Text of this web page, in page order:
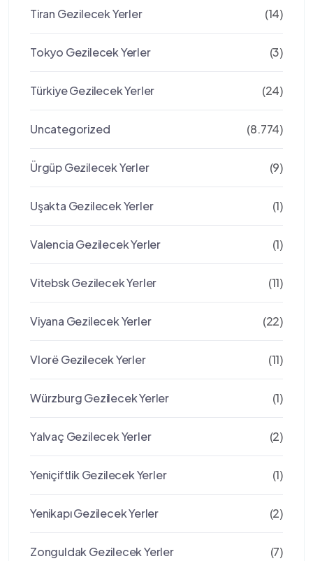
Tiran Gezilecek Yerler (14)
Tokyo Gezilecek Yerler (3)
Türkiye Gezilecek Yerler (24)
Uncategorized (8.774)
Ürgüp Gezilecek Yerler (9)
Uşakta Gezilecek Yerler (1)
Valencia Gezilecek Yerler (1)
Vitebsk Gezilecek Yerler (11)
Viyana Gezilecek Yerler (22)
Vlorë Gezilecek Yerler (11)
Würzburg Gezilecek Yerler (1)
Yalvaç Gezilecek Yerler (2)
Yeniçiftlik Gezilecek Yerler (1)
Yenikapı Gezilecek Yerler (2)
Zonguldak Gezilecek Yerler (7)